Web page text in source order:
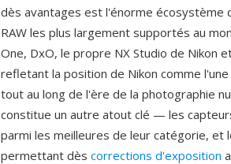
dès avantages est l'énorme écosystème
RAW les plus largement supportés au
One, DxO, le propre NX Studio de Nikon
refletant la position de Nikon comme
tout au long de l'ère de la photographie
constitue un autre atout clé — les
parmi les meilleures de leur catégorie,
permettant dès corrections d'exposition